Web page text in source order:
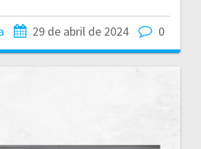
29 de abril de 2024 0